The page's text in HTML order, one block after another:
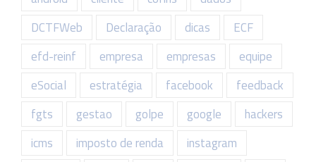
DCTFWeb
Declaração dicas
ECF
efd-reinf
empresa empresas
equipe
eSocial
estratégia facebook
feedback
fgts
gestao golpe google
hackers
icms
imposto de renda
instagram